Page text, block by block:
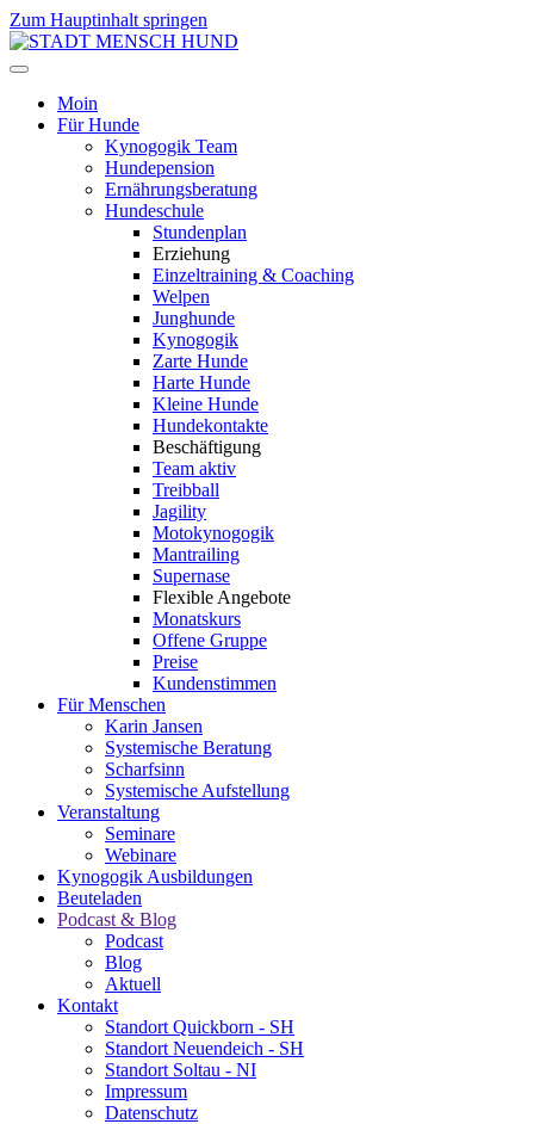
Zum Hauptinhalt springen
Moin
Für Hunde
Kynogogik Team
Hundepension
Ernährungsberatung
Hundeschule
Stundenplan
Erziehung
Einzeltraining & Coaching
Welpen
Junghunde
Kynogogik
Zarte Hunde
Harte Hunde
Kleine Hunde
Hundekontakte
Beschäftigung
Team aktiv
Treibball
Jagility
Motokynogogik
Mantrailing
Supernase
Flexible Angebote
Monatskurs
Offene Gruppe
Preise
Kundenstimmen
Für Menschen
Karin Jansen
Systemische Beratung
Scharfsinn
Systemische Aufstellung
Veranstaltung
Seminare
Webinare
Kynogogik Ausbildungen
Beuteladen
Podcast & Blog
Podcast
Blog
Aktuell
Kontakt
Standort Quickborn - SH
Standort Neuendeich - SH
Standort Soltau - NI
Impressum
Datenschutz